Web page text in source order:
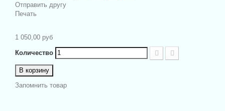
Отправить другу
Печать
1 050,00 руб
Количество
В корзину
Запомнить товар